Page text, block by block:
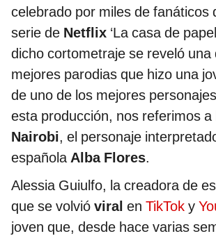
celebrado por miles de fanáticos
serie de Netflix ‘La casa de
dicho cortometraje se reveló una
mejores parodias que hizo una
de uno de los mejores
esta producción, nos referimos
Nairobi, el personaje
españolaAlba Flores.
Alessia Guiulfo, la creadora de
que se volvió viral en TikTok y
joven que, desde hace varias